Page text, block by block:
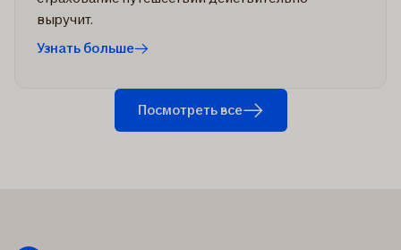
выручит.
Узнать больше
Посмотреть все